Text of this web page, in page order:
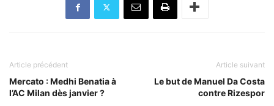
Article précédent
Mercato : Medhi Benatia à
l’AC Milan dès janvier ?
Article suivant
Le but de Manuel Da Costa
contre Rizespor